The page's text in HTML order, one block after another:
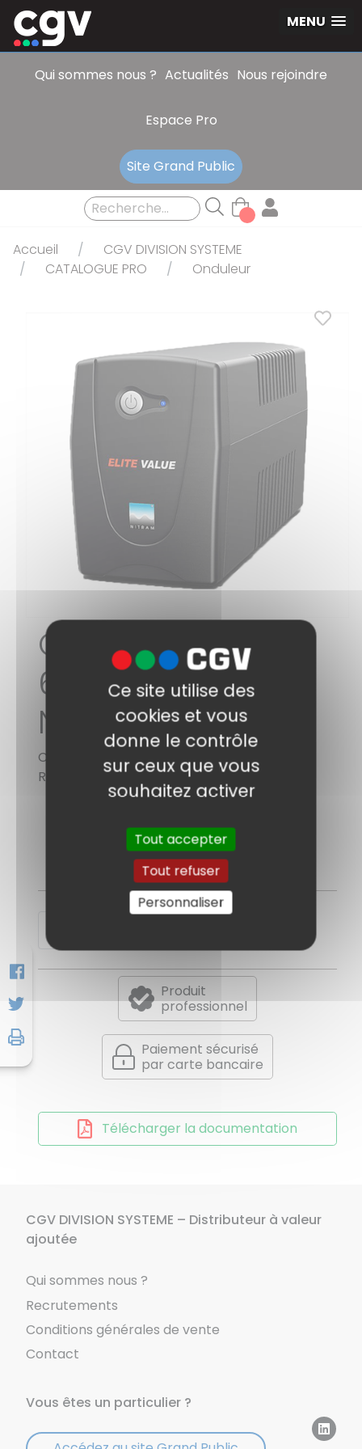
MENU
Qui sommes nous ? Actualités Nous rejoindre
Espace Pro
Site Grand Public
Accueil
CGV DIVISION SYSTEME
CATALOGUE PRO
Onduleur
Onduleur
600VA/300W
NITRAM
Code sage : 7773275
Référence : ELITE_VALUE_600E-G
Produit
professionnel
Paiement sécurisé
par carte bancaire
Télécharger la documentation
CGV DIVISION SYSTEME – Distributeur à valeur
ajoutée
Qui sommes nous ?
Recrutements
Conditions générales de vente
Contact
Vous êtes un particulier ?
Panneau de gestion des cookies
Ce site utilise des
cookies et vous
donne le contrôle
sur ceux que vous
souhaitez activer
Tout accepter
Tout refuser
Personnaliser